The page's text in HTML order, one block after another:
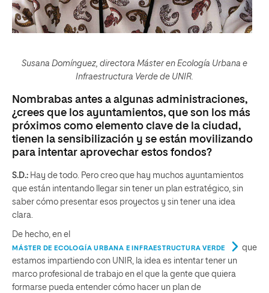
Susana Domínguez, directora Máster en Ecología Urbana e
Infraestructura Verde de UNIR.
Nombrabas antes a algunas administraciones,
¿crees que los ayuntamientos, que son los más
próximos como elemento clave de la ciudad,
tienen la sensibilización y se están movilizando
para intentar aprovechar estos fondos?
S.D.: Hay de todo. Pero creo que hay muchos ayuntamientos
que están intentando llegar sin tener un plan estratégico, sin
saber cómo presentar esos proyectos y sin tener una idea
clara.
De hecho, en el
MÁSTER DE ECOLOGÍA URBANA E INFRAESTRUCTURA VERDE
que
estamos impartiendo con UNIR, la idea es intentar tener un
marco profesional de trabajo en el que la gente que quiera
formarse pueda entender cómo hacer un plan de